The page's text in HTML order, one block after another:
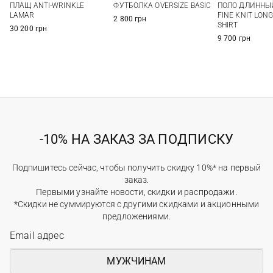
ПЛАЩ ANTI-WRINKLE
LAMAR
30 200 грн
ФУТБОЛКА OVERSIZE BASIC
2 800 грн
XXL
ПОЛО
FINE KNIT
SHIRT
9 700 грн
-10% НА ЗАКАЗ ЗА ПОДПИСКУ
Подпишитесь сейчас, чтобы получить скидку 10%* на первый
заказ.
Первыми узнайте новости, скидки и распродажи.
*Скидки не суммируются с другими скидками и акционными
предложениями.
МУЖЧИНАМ